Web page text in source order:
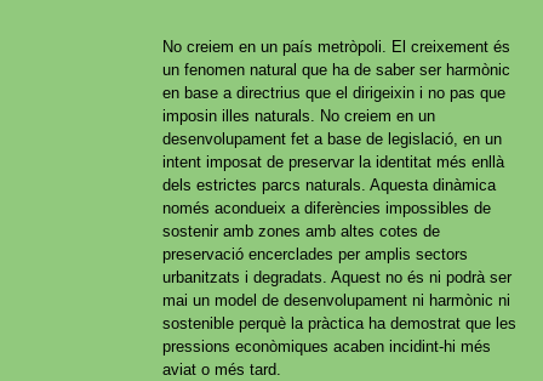
No creiem en un país metròpoli. El creixement és
un fenomen natural que ha de saber ser harmònic
en base a directrius que el dirigeixin i no pas que
imposin illes naturals. No creiem en un
desenvolupament fet a base de legislació, en un
intent imposat de preservar la identitat més enllà
dels estrictes parcs naturals. Aquesta dinàmica
només acondueix a diferències impossibles de
sostenir amb zones amb altes cotes de
preservació encerclades per amplis sectors
urbanitzats i degradats. Aquest no és ni podrà ser
mai un model de desenvolupament ni harmònic ni
sostenible perquè la pràctica ha demostrat que les
pressions econòmiques acaben incidint-hi més
aviat o més tard.